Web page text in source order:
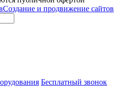
Создание и продвижение сайтов
Бесплатный звонок